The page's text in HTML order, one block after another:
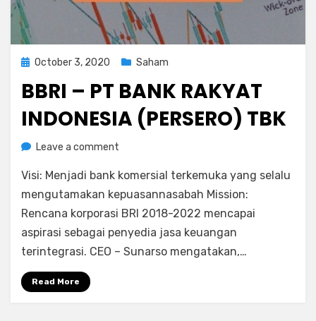
Posted
October 3, 2020 Saham
BBRI – PT BANK RAKYAT
INDONESIA (PERSERO) TBK
byRediyus Putra
Leave a comment
–
PT
Bank
Indonesia
(Persero)
Visi: Menjadi bank komersial terkemuka yang selalu
mengutamakan kepuasannasabah Mission:
Rencana korporasi BRI 2018-2022 mencapai
aspirasi sebagai penyedia jasa keuangan
terintegrasi. CEO – Sunarso mengatakan,…
Read More